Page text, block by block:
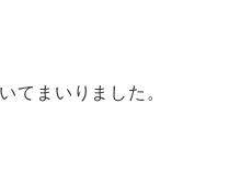
てまいりました。